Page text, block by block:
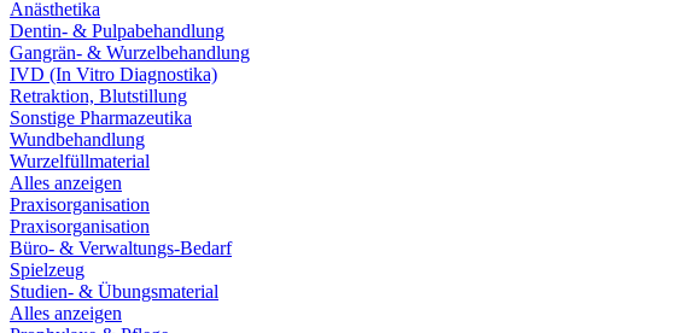
Anästhetika
Dentin- & Pulpabehandlung
Gangrän- & Wurzelbehandlung
IVD (In Vitro Diagnostika)
Retraktion, Blutstillung
Sonstige Pharmazeutika
Wundbehandlung
Wurzelfüllmaterial
Alles anzeigen
Praxisorganisation
Praxisorganisation
Büro- & Verwaltungs-Bedarf
Spielzeug
Studien- & Übungsmaterial
Alles anzeigen